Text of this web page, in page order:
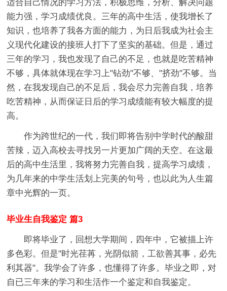
适合自己情况的学习方法，积极思维，分析、解决问题
能力强，学习成绩优良。三年的高中生活，使我增长了
知识，也培养了我各方面的能力，为日后我成为社会主
义现代化建设的接班人打下了坚实的基础。但是，通过
三年的学习，我也发现了自己的不足，也就是吃苦精神
不够，具体就体现在学习上"钻劲"不够、"挤劲"不够。当
然，在我发现自己的不足后，我会尽力完善自我，培养
吃苦精神，从而保证日后的学习成绩能有较大幅度的提
高。
作为跨世纪的一代，我们即将告别中学时代的酸甜
苦辣，迈入高校去寻找另一片更加广阔的天空。在这最
后的高中生活里，我将努力完善自我，提高学习成绩，
为几年来的中学生活划上完美的句号，也以此为人生篇
章中光辉的一页。
毕业生自我鉴定 篇3
即将毕业了，回想大学期间，四年中，它被描上许
多色彩。但是"时光荏苒，光阴似箭，工欲善其事，必先
利其器"。我学会了许多，也懂得了许多。毕业之即，对
自已三年来的学习和生活作一个鉴定和自我鉴定。